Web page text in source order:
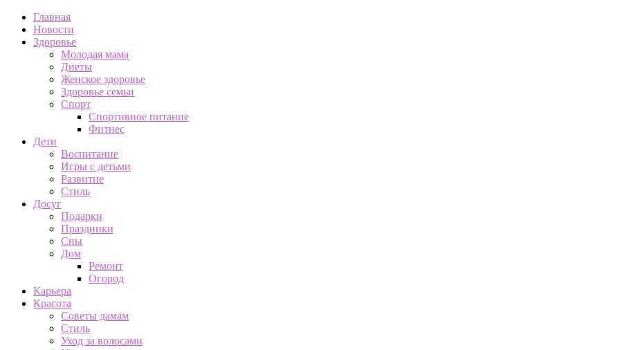
Главная
Новости
Здоровье
Молодая мама
Диеты
Женское здоровье
Здоровье семьи
Спорт
Спортивное питание
Фитнес
Дети
Воспитание
Игры с детьми
Развитие
Стиль
Досуг
Подарки
Праздники
Сны
Дом
Ремонт
Огород
Карьера
Красота
Советы дамам
Стиль
Уход за волосами